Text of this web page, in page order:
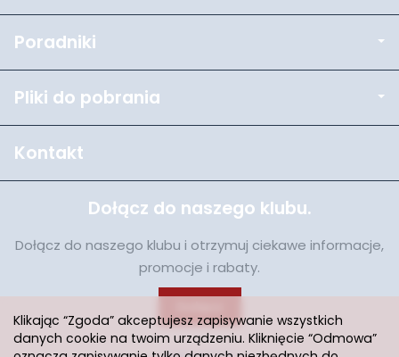
Poradniki
Pliki do pobrania
Kontakt
Dołącz do naszego klubu.
Dołącz do naszego klubu i otrzymuj ciekawe informacje,
promocje i rabaty.
Klikając “Zgoda” akceptujesz zapisywanie wszystkich
danych cookie na twoim urządzeniu. Kliknięcie “Odmowa”